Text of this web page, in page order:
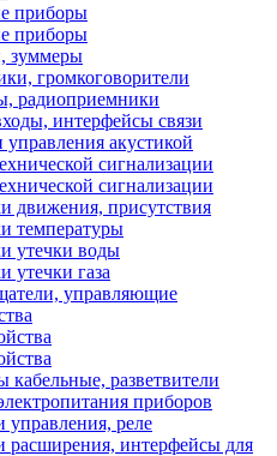
приборы
приборы
зуммеры
громкоговорители
радиоприемники
интерфейсы связи
акустикой
сигнализации
сигнализации
движения, присутствия
температуры
утечки воды
утечки газа
управляющие
разветвители
приборов
управления, реле
расширения, интерфейсы для